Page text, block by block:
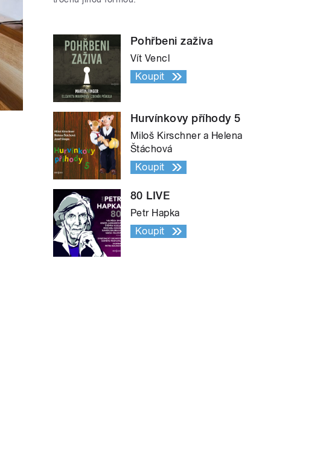
Pohřbeni zaživa
Vít Vencl
Koupit
Hurvínkovy příhody 5
Miloš Kirschner a Helena
Štáchová
Koupit
80 LIVE
Petr Hapka
Koupit